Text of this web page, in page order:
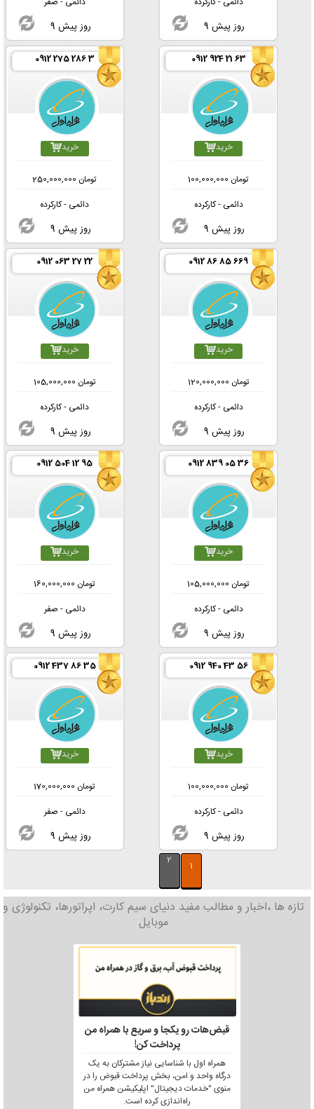
9 روز پیش 9 روز پیش
0912 924 21 63
خرید
100,000,000 تومان
دائمی - کارکرده
9 روز پیش
0912 275 286 3
خرید
250,000,000 تومان
دائمی - کارکرده
9 روز پیش
0912 86 85 669
خرید
120,000,000 تومان
دائمی - کارکرده
9 روز پیش
0912 063 27 22
خرید
105,000,000 تومان
دائمی - کارکرده
9 روز پیش
0912 839 05 36
خرید
105,000,000 تومان
دائمی - کارکرده
9 روز پیش
0912 504 12 95
خرید
160,000,000 تومان
دائمی - صفر
9 روز پیش
0912 940 43 56
خرید
100,000,000 تومان
دائمی - کارکرده
9 روز پیش
0912 437 86 35
خرید
170,000,000 تومان
دائمی - صفر
9 روز پیش
1
2
تازه ها ،اخبار و مطالب مفید دنیای سیم کارت، اپراتورها، تکنولوژی و
موبایل
قبض‌هات رو یکجا و سریع با همراه من
پرداخت کن!
همراه اول با شناسایی نیاز مشترکان به یک
درگاه واحد و امن، بخش پرداخت قبوض را در
منوی "خدمات دیجیتال" اپلیکیشن همراه من
راه‌اندازی کرده است.